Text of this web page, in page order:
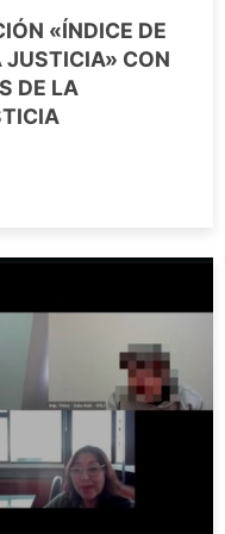
«ÍNDICE DE
JUSTICIA» CON
DE LA